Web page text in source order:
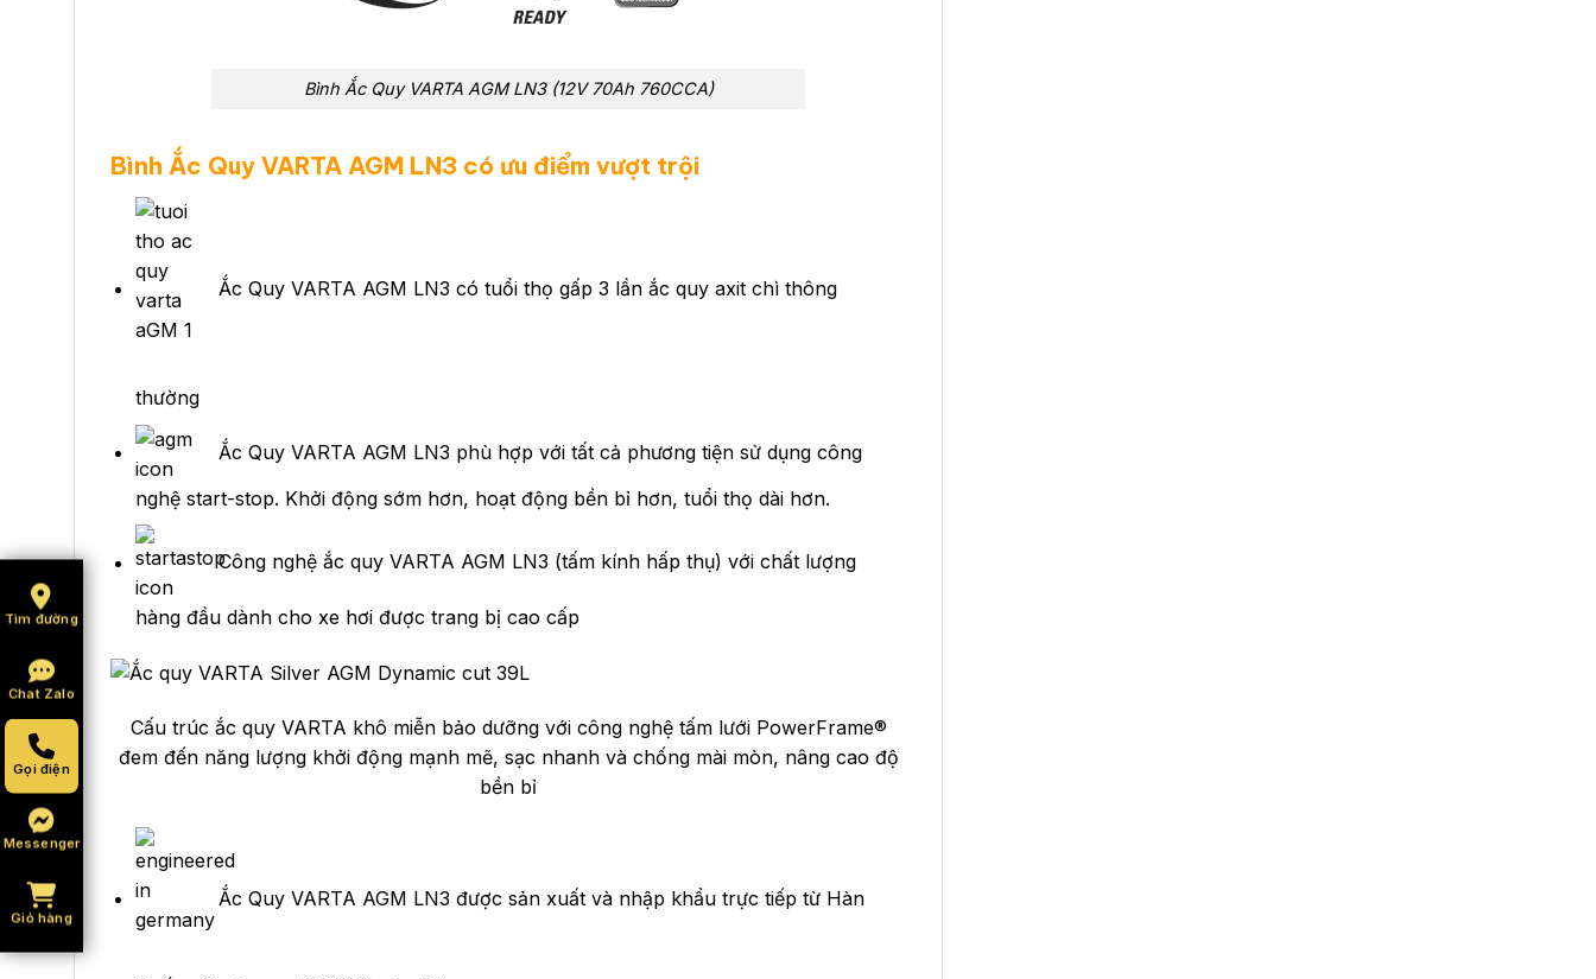
Bình Ắc Quy VARTA AGM LN3 (12V 70Ah 760CCA)
Bình Ắc Quy VARTA AGM LN3 có ưu điểm vượt trội
Ắc Quy VARTA AGM LN3 có tuổi thọ gấp 3 lần ắc quy axit chì thông
thường
Ắc Quy VARTA AGM LN3 phù hợp với tất cả phương tiện sử dụng công
nghệ start-stop. Khởi động sớm hơn, hoạt động bền bỉ hơn, tuổi thọ dài hơn.
Công nghệ ắc quy VARTA AGM LN3 (tấm kính hấp thụ) với chất lượng
hàng đầu dành cho xe hơi được trang bị cao cấp
Cấu trúc ắc quy VARTA khô miễn bảo dưỡng với công nghệ tấm lưới PowerFrame®
đem đến năng lượng khởi động mạnh mẽ, sạc nhanh và chống mài mòn, nâng cao độ
bền bỉ
Ắc Quy VARTA AGM LN3 được sản xuất và nhập khẩu trực tiếp từ Hàn
Tìm đường
Chat Zalo
Gọi điện
Messenger
Giỏ hàng